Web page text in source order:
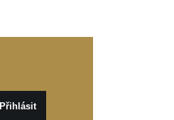
Přihlásit